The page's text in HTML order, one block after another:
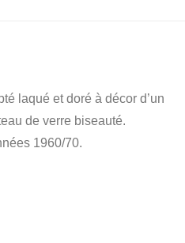
laqué et doré à décor d’un
de verre biseauté.
1960/70.